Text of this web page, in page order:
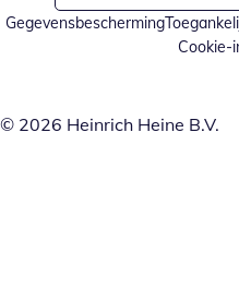
Gegevensbescherming
Cookie-
© 2026 Heinrich Heine B.V.